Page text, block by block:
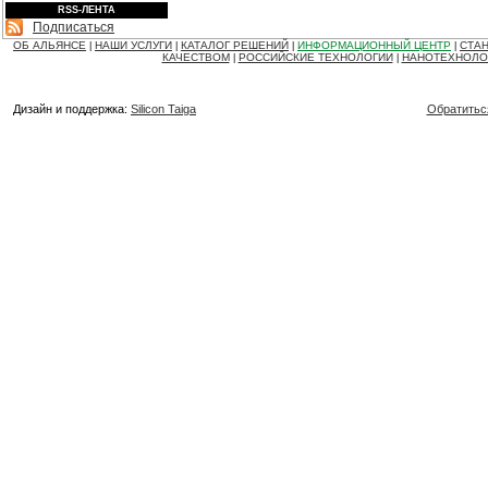
RSS-ЛЕНТА
Подписаться
ОБ АЛЬЯНСЕ НАШИ УСЛУГИ КАТАЛОГ РЕШЕНИЙ ИНФОРМАЦИОННЫЙ ЦЕНТР
КАЧЕСТВОМ
РОССИЙСКИЕ ТЕХНОЛОГИИ
Дизайн и поддержка: Silicon Taiga